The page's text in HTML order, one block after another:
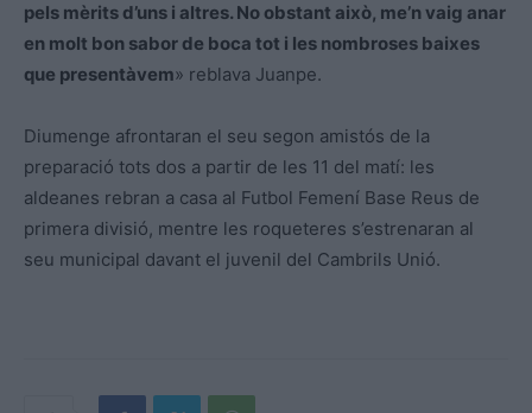
pels mèrits d’uns i altres. No obstant això, me’n vaig anar
en molt bon sabor de boca tot i les nombroses baixes
que presentàvem» reblava Juanpe.
Diumenge afrontaran el seu segon amistós de la
preparació tots dos a partir de les 11 del matí: les
aldeanes rebran a casa al Futbol Femení Base Reus de
primera divisió, mentre les roqueteres s’estrenaran al
seu municipal davant el juvenil del Cambrils Unió.